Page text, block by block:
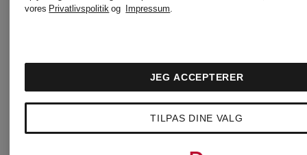
Ribkoff
KENNEL &
SCHMENGER
& Soul
vores Privatlivspolitik og Impressum.
TILPAS DINE VALG
JEG ACCEPTERER